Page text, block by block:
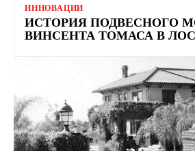
ИННОВАЦИИ
ИСТОРИЯ ПОДВЕСНОГО
ВИНСЕНТА ТОМАСА В